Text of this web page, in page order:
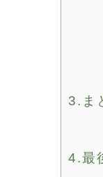
3.ま
4.最